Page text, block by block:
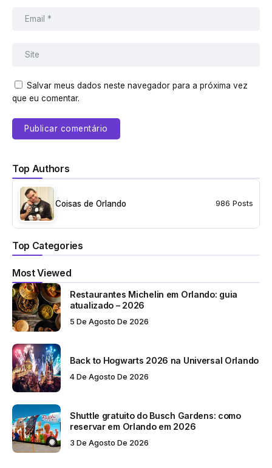
Salvar meus dados neste navegador para a próxima vez
que eu comentar.
Top Authors
Coisas de Orlando 986 Posts
Top Categories
Most Viewed
Restaurantes Michelin em Orlando: guia
atualizado – 2026
5 De Agosto De 2026
Back to Hogwarts 2026 na Universal Orlando
4 De Agosto De 2026
Shuttle gratuito do Busch Gardens: como
reservar em Orlando em 2026
3 De Agosto De 2026